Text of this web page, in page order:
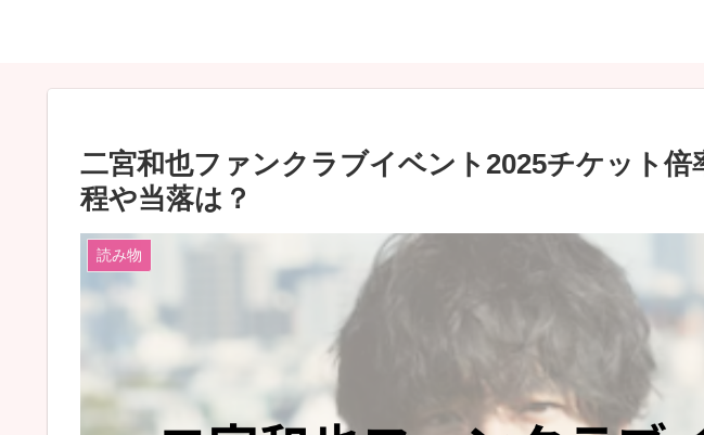
二宮和也ファンクラブイベント2025チケット倍
程や当落は？
読み物